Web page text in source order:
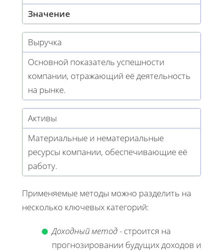
Значение
Выручка
Основной показатель успешности
компании, отражающий её деятельность
на рынке.
Активы
Материальные и нематериальные
ресурсы компании, обеспечивающие её
работу.
Применяемые методы можно разделить на
несколько ключевых категорий:
Доходный метод- строится на
прогнозировании будущих доходов и